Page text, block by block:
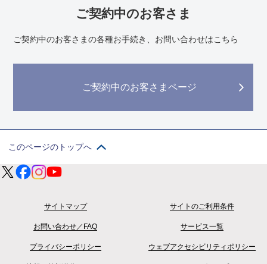
ご契約中のお客さま
ご契約中のお客さまの各種お手続き、お問い合わせはこちら
ご契約中のお客さまページ
このページのトップへ
サイトマップ サイトのご利用条件
お問い合わせ／FAQ サービス一覧
プライバシーポリシー ウェブアクセシビリティポリシー